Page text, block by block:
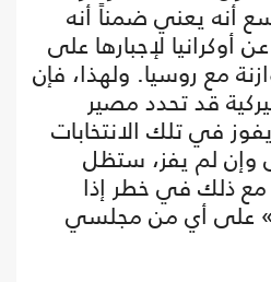
أنه يعني ضمناً أنه
لإجبارها على
مع روسيا. ولهذا، فإن
قد تحدد مصير
في تلك الانتخابات
وإن لم يفز، ستظل
مع ذلك في خطر إذا
على أي من مجلسي